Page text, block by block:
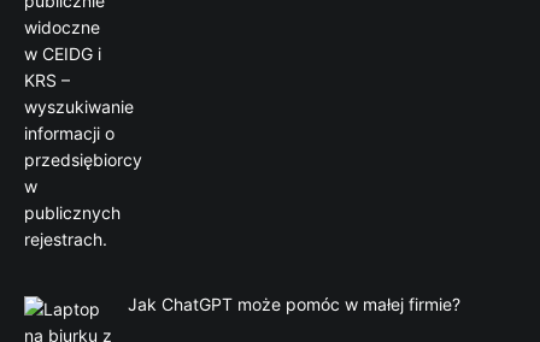
Jak ChatGPT może pomóc w małej firmie?